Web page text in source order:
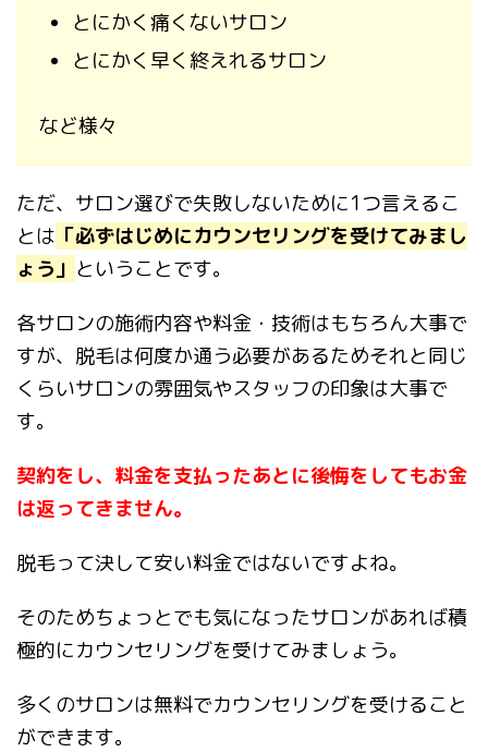
とにかく痛くないサロン
とにかく早く終えれるサロン
など様々
ただ、サロン選びで失敗しないために1つ言えるこ
とは 「必ずはじめにカウンセリングを受けてみまし
ょう」 ということです。
各サロンの施術内容や料金・技術はもちろん大事で
すが、脱毛は何度か通う必要があるためそれと同じ
くらいサロンの雰囲気やスタッフの印象は大事で
す。
契約をし、料金を支払ったあとに後悔をしてもお金
は返ってきません。
脱毛って決して安い料金ではないですよね。
そのためちょっとでも気になったサロンがあれば積
極的にカウンセリングを受けてみましょう。
多くのサロンは無料でカウンセリングを受けること
ができます。